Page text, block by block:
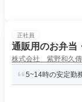
正社員
通販用のお弁当
株式会社 紫野和久傳
5~14時の安定勤